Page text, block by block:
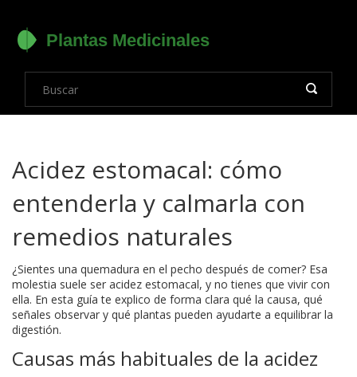
Acidez estomacal: cómo
entenderla y calmarla con
remedios naturales
¿Sientes una quemadura en el pecho después de comer? Esa
molestia suele ser acidez estomacal, y no tienes que vivir con
ella. En esta guía te explico de forma clara qué la causa, qué
señales observar y qué plantas pueden ayudarte a equilibrar la
digestión.
Causas más habituales de la acidez